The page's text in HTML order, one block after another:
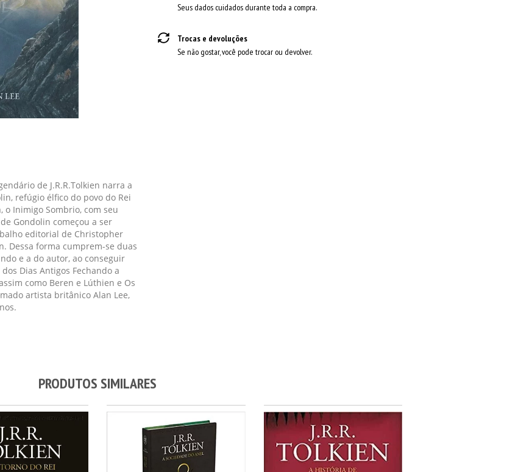
de J.R.R.Tolkien narra a
refúgio élfico do povo do Rei
o Inimigo Sombrio, com seu
Gondolin começou a ser
editorial de Christopher
Dessa forma cumprem-se duas
e a do autor, ao conseguir
Dias Antigos Fechando a
como Beren e Lúthien e Os
artista britânico Alan Lee,
Seus dados cuidados durante toda a compra.
Trocas e devoluções
Se não gostar, você pode trocar ou devolver.
PRODUTOS SIMILARES